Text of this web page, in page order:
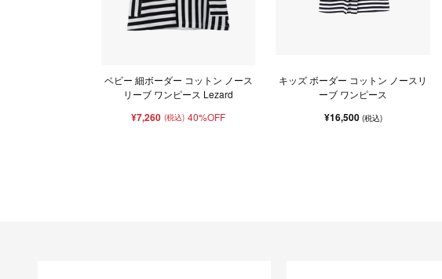
ベビー 細ボーダー コットン ノース
リーブ ワンピース Lezard
¥7,260 (税込) 40%OFF
キッズ ボーダー コットン ノースリ
ーブ ワンピース
¥16,500 (税込)